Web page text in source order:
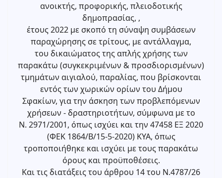
ανοικτής, προφορικής, πλειοδοτικής
δημοπρασίας, ,
έτους 2022 με σκοπό τη σύναψη συμβάσεων
παραχώρησης σε τρίτους, με αντάλλαγμα,
του δικαιώματος της απλής χρήσης των
παρακάτω (συγκεκριμένων & προσδιορισμένων)
τμημάτων αιγιαλού, παραλίας, που βρίσκονται
εντός των χωρικών ορίων του Δήμου
Σφακίων, για την άσκηση των προβλεπόμενων
χρήσεων - δραστηριοτήτων, σύμφωνα με το
Ν. 2971/2001, όπως ισχύει και την 47458 ΕΞ 2020
(ΦΕΚ 1864/Β/15-5-2020) ΚΥΑ, όπως
τροποποιήθηκε και ισχύει με τους παρακάτω
όρους και προϋποθέσεις.
Και τις διατάξεις του άρθρου 14 του Ν.4787/26